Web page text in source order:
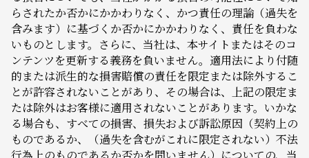
らされたか否かにかかわりなく、かつ責任の理論（過失を
含みます）に基づくか否かにかかわりなく、責任を負わな
いものとします。さらに、当社は、本サイトまたはそのコ
ンテンツを更新する義務を負いません。適用法により付随
的または派生的な損害賠償の責任を限定または除外するこ
とが許容されないことがあり、その場合は、上記の限定ま
たは除外はお客様に適用されないことがあります。いかな
る場合も、すべての損害、損失および訴訟原因（契約上の
ものであるか、（過失を含むがこれに限定されない）不法